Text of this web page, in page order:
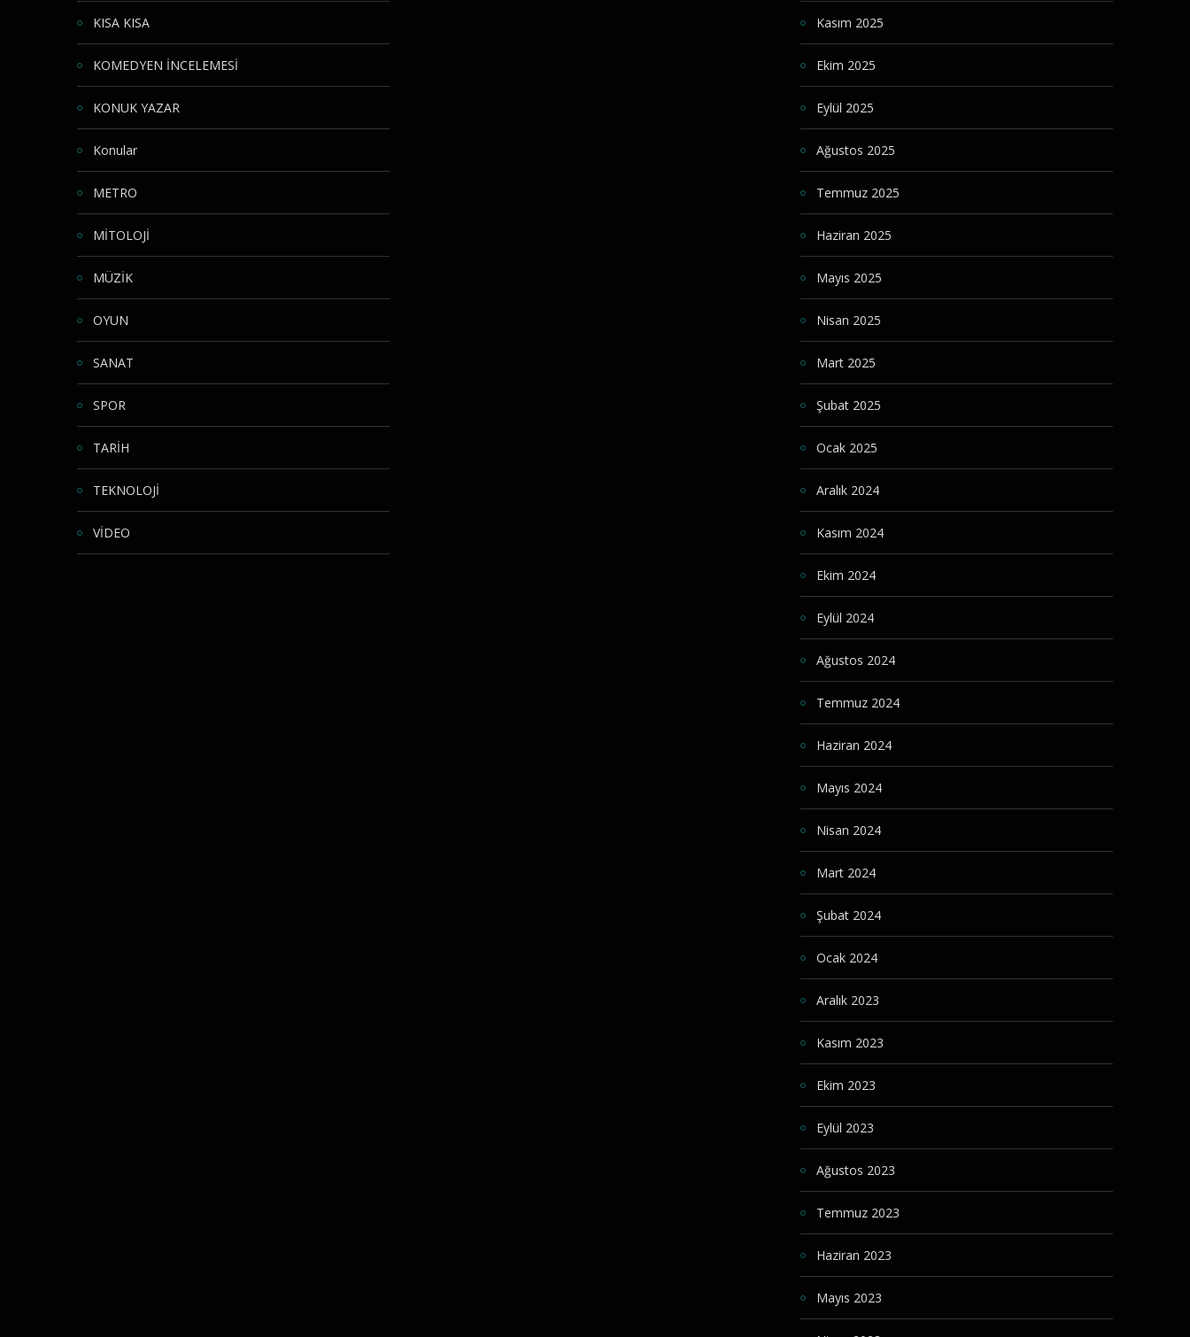
KISA KISA
KOMEDYEN İNCELEMESİ
KONUK YAZAR
Konular
METRO
MİTOLOJİ
MÜZİK
OYUN
SANAT
SPOR
TARİH
TEKNOLOJİ
VİDEO
Kasım 2025
Ekim 2025
Eylül 2025
Ağustos 2025
Temmuz 2025
Haziran 2025
Mayıs 2025
Nisan 2025
Mart 2025
Şubat 2025
Ocak 2025
Aralık 2024
Kasım 2024
Ekim 2024
Eylül 2024
Ağustos 2024
Temmuz 2024
Haziran 2024
Mayıs 2024
Nisan 2024
Mart 2024
Şubat 2024
Ocak 2024
Aralık 2023
Kasım 2023
Ekim 2023
Eylül 2023
Ağustos 2023
Temmuz 2023
Haziran 2023
Mayıs 2023